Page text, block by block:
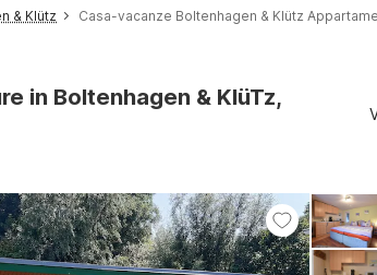
& Klütz Casa-vacanze Boltenhagen & Klütz
in Boltenhagen & KlüTz,